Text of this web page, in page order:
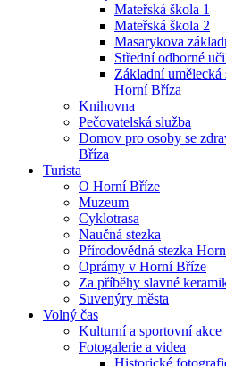
Mateřská škola 1
Mateřská škola 2
Masarykova
Střední odborné
Základní
Horní Bříza
Knihovna
Pečovatelská služba
Domov pro osoby se
Bříza
Turista
O Horní Bříze
Muzeum
Cyklotrasa
Naučná stezka
Přírodovědná stezka
Oprámy v Horní Bříze
Za příběhy slavné
Suvenýry města
Volný čas
Kulturní a sportovní akce
Fotogalerie a videa
Historické